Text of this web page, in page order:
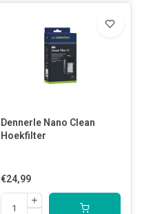
Dennerle Nano Clean
Hoekfilter
€24,99